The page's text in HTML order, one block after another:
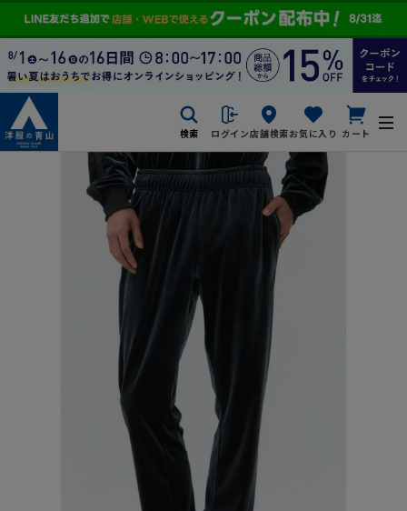
検索 ログイン店舗検索お気に入り カート